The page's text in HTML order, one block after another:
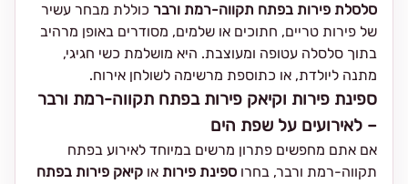
סלסלת פירות בפתח תקווה-רמת ורבר כוללת מבחר עשיר
של פירות טריים, חתוכים או שלמים, מסודרים באופן מרהיב
בתוך סלסלה עטופה ומעוצבת. היא מושלמת כשי חגיגי,
מתנה ליולדת, או כתוספת מרשימה לשולחן אירוח.
ספינת פירות וקיאק פירות בפתח תקווה-רמת ורבר
– לאירועים על שפת הים
אם אתם מחפשים פתרון מרשים במיוחד לאירוע בפתח
תקווה-רמת ורבר, בחרו ספינת פירות או קיאק פירות בפתח